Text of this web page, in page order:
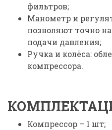
фильтров;
Манометр и
позволяют точно
подачи давления;
Ручка и колёса:
компрессора.
Компрессор – 1 шт;